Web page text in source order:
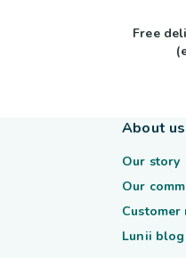
Free
About us
Our story
Our
Customer
Lunii blog